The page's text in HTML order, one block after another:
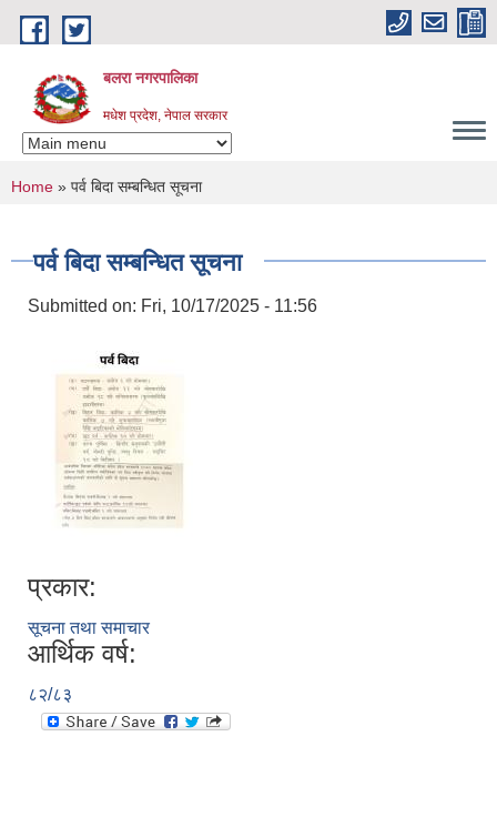
Skip to main content
बलरा नगरपालिका
मधेश प्रदेश, नेपाल सरकार
You are here
Home » पर्व बिदा सम्बन्धित सूचना
पर्व बिदा सम्बन्धित सूचना
Submitted on: Fri, 10/17/2025 - 11:56
प्रकार:
सूचना तथा समाचार
आर्थिक वर्ष:
८२/८३